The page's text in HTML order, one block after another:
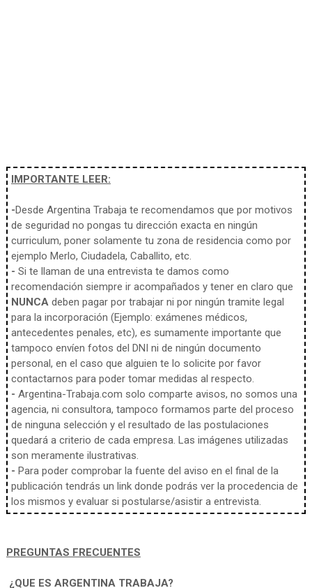
IMPORTANTE LEER:
-Desde Argentina Trabaja te recomendamos que por motivos
de seguridad no pongas tu dirección exacta en ningún
curriculum, poner solamente tu zona de residencia como por
ejemplo Merlo, Ciudadela, Caballito, etc.
- Si te llaman de una entrevista te damos como
recomendación siempre ir acompañados y tener en claro que
NUNCAdeben pagar por trabajar ni por ningún tramite legal
para la incorporación (Ejemplo: exámenes médicos,
antecedentes penales, etc), es sumamente importante que
tampoco envíen fotos del DNI ni de ningún documento
personal, en el caso que alguien te lo solicite por favor
contactarnos para poder tomar medidas al respecto.
- Argentina-Trabaja.com solo comparte avisos, no somos una
agencia, ni consultora, tampoco formamos parte del proceso
de ninguna selección y el resultado de las postulaciones
quedará a criterio de cada empresa. Las imágenes utilizadas
son meramente ilustrativas.
- Para poder comprobar la fuente del aviso en el final de la
publicación tendrás un link donde podrás ver la procedencia de
los mismos y evaluar si postularse/asistir a entrevista.
PREGUNTAS FRECUENTES
¿QUE ES ARGENTINA TRABAJA?